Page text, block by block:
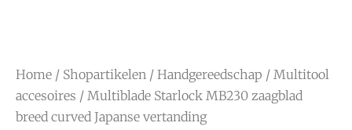
Home / Shopartikelen / Handgereedschap / Multitool
accesoires / Multiblade Starlock MB230 zaagblad
breed curved Japanse vertanding